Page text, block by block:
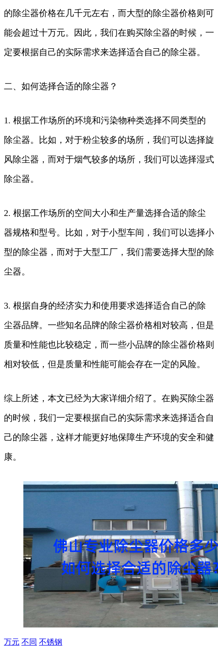
的除尘器价格在几千元左右，而大型的除尘器价格则可
能会超过十万元。因此，我们在购买除尘器的时候，一
定要根据自己的实际需求来选择适合自己的除尘器。
二、如何选择合适的除尘器？
1. 根据工作场所的环境和污染物种类选择不同类型的
除尘器。比如，对于粉尘较多的场所，我们可以选择旋
风除尘器，而对于烟气较多的场所，我们可以选择湿式
除尘器。
2. 根据工作场所的空间大小和生产量选择合适的除尘
器规格和型号。比如，对于小型车间，我们可以选择小
型的除尘器，而对于大型工厂，我们需要选择大型的除
尘器。
3. 根据自身的经济实力和使用要求选择适合自己的除
尘器品牌。一些知名品牌的除尘器价格相对较高，但是
质量和性能也比较稳定，而一些小品牌的除尘器价格则
相对较低，但是质量和性能可能会存在一定的风险。
综上所述，本文已经为大家详细介绍了。在购买除尘器
的时候，我们一定要根据自己的实际需求来选择适合自
己的除尘器，这样才能更好地保障生产环境的安全和健
康。
万元 不同 不锈钢